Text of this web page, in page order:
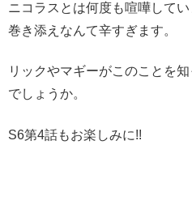
ニコラスとは何度も喧嘩して
巻き添えなんて辛すぎます。
リックやマギーがこのことを
でしょうか。
S6第4話もお楽しみに!!